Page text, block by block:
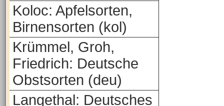
Koloc: Apfelsorten,
Birnensorten (kol)
Krümmel, Groh,
Friedrich: Deutsche
Obstsorten (deu)
Langethal: Deutsches